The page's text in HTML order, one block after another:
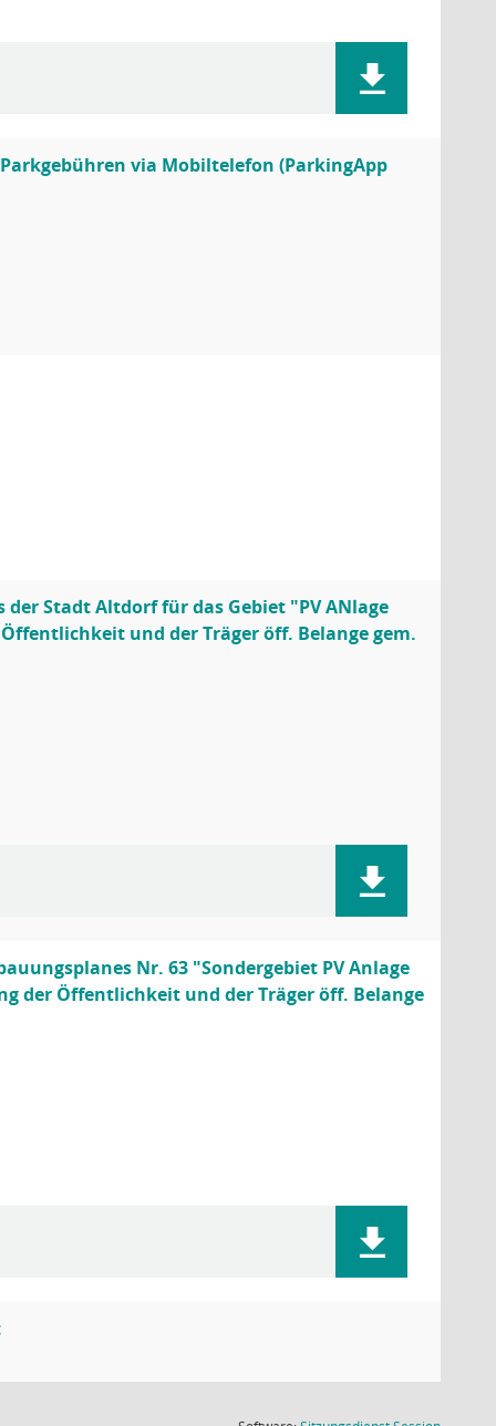
via Mobiltelefon (ParkingApp
Stadt Altdorf für das Gebiet "PV ANlage
und der Träger öff. Belange gem.
Nr. 63 "Sondergebiet PV Anlage
der Öffentlichkeit und der Träger öff. Belange